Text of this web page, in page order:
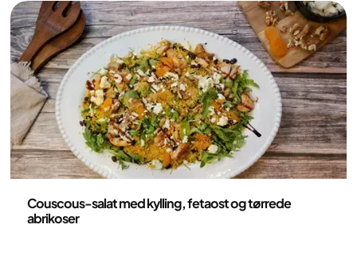
fuld af energi – perfekt til varme dage, hurtige
frokoster eller lette aftensmåltider, der både er
sunde og spændende.
Couscous-salat med kylling, fetaost og tørrede
abrikoser